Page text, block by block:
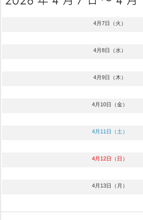
4月7日（火）
4月8日（水）
4月9日（木）
4月10日（金）
4月11日（土）
4月12日（日）
4月13日（月）